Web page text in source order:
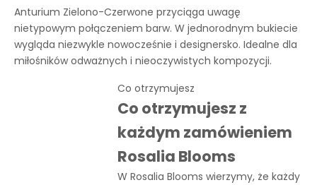
Anturium Zielono-Czerwone przyciąga uwagę
nietypowym połączeniem barw. W jednorodnym bukiecie
wygląda niezwykle nowocześnie i designersko. Idealne dla
miłośników odważnych i nieoczywistych kompozycji.
Co otrzymujesz
Co otrzymujesz z
każdym zamówieniem
Rosalia Blooms
W Rosalia Blooms wierzymy, że każdy